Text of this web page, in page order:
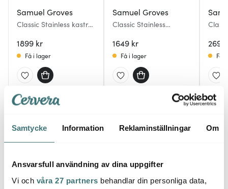
Samtycke Information Reklaminställningar Om
Ansvarsfull användning av dina uppgifter
Vi och våra 27 partners behandlar din personliga data,
Samuel Groves
Classic Stainless kastrull
1899 kr
Få i lager
Samuel Groves
Classic Stainless
1649 kr
Få i lager
26
Få
Du kanske också gillar